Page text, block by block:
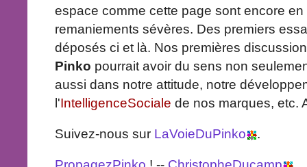
espace comme cette page sont encore
remaniements sévères. Des premiers
déposés ci et là. Nos premières
Pinko pourrait avoir du sens non
aussi dans notre attitude, notre
l'IntelligenceSociale de nos marques, etc.
Suivez-nous sur LaVoieDuPinko .